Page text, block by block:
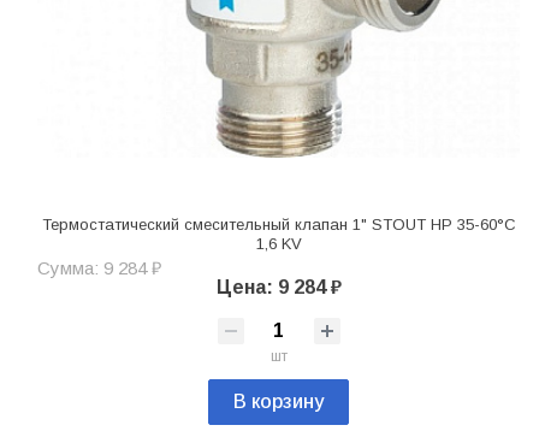
Термостатический смесительный клапан 1" STOUT НР 35-60°С
1,6 KV
Сумма: 9 284 ₽
Цена: 9 284 ₽
шт
В корзину